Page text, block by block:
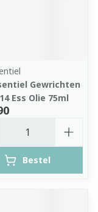
Gewrichten
Ess Olie 75ml
Bestel